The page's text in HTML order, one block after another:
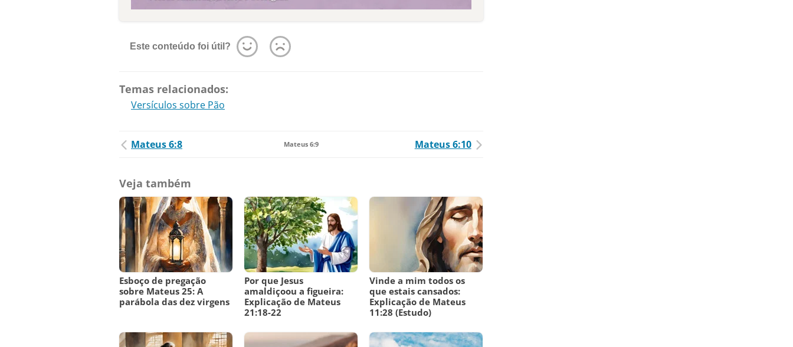
Este conteúdo foi útil?
Temas relacionados:
Versículos sobre Pão
Mateus 6:8 Mateus 6:9 Mateus 6:10
Veja também
Esboço de pregação
sobre Mateus 25: A
parábola das dez virgens
Por que Jesus
amaldiçoou a figueira:
Explicação de Mateus
21:18-22
Vinde a mim todos os
que estais cansados:
Explicação de Mateus
11:28 (Estudo)